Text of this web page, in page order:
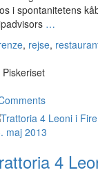
i spontanitetens
…
, rejse,
Piskeriset
maj 2013
4